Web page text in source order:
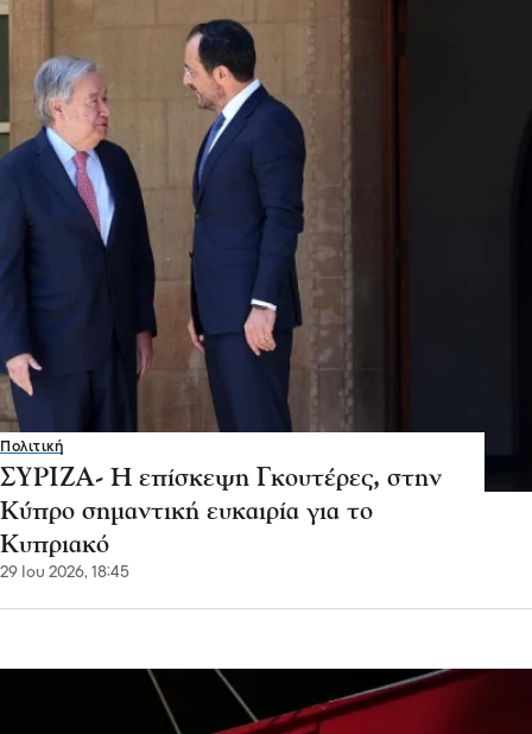
Πολιτική
ΣΥΡΙΖΑ- Η επίσκεψη Γκουτέρες, στην
Κύπρο σημαντική ευκαιρία για το
Κυπριακό
29 Ιου 2026, 18:45